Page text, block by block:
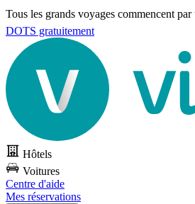
Tous les grands voyages commencent
DOTS gratuitement
Hôtels
Voitures
Centre d'aide
Mes réservations